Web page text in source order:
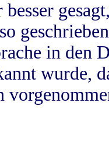
besser
in
wurde,